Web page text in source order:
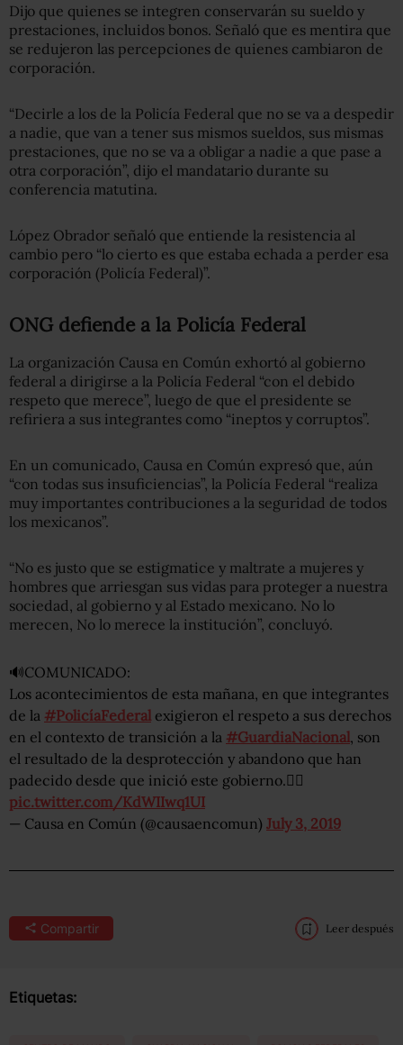
Dijo que quienes se integren conservarán su sueldo y
prestaciones, incluidos bonos. Señaló que es mentira que
se redujeron las percepciones de quienes cambiaron de
corporación.
“Decirle a los de la Policía Federal que no se va a despedir
a nadie, que van a tener sus mismos sueldos, sus mismas
prestaciones, que no se va a obligar a nadie a que pase a
otra corporación”, dijo el mandatario durante su
conferencia matutina.
López Obrador señaló que entiende la resistencia al
cambio pero “lo cierto es que estaba echada a perder esa
corporación (Policía Federal)”.
ONG defiende a la Policía Federal
La organización Causa en Común exhortó al gobierno
federal a dirigirse a la Policía Federal “con el debido
respeto que merece”, luego de que el presidente se
refiriera a sus integrantes como “ineptos y corruptos”.
En un comunicado, Causa en Común expresó que, aún
“con todas sus insuficiencias”, la Policía Federal “realiza
muy importantes contribuciones a la seguridad de todos
los mexicanos”.
“No es justo que se estigmatice y maltrate a mujeres y
hombres que arriesgan sus vidas para proteger a nuestra
sociedad, al gobierno y al Estado mexicano. No lo
merecen, No lo merece la institución”, concluyó.
🔊COMUNICADO:
Los acontecimientos de esta mañana, en que integrantes
de la #PolicíaFederal exigieron el respeto a sus derechos
en el contexto de transición a la #GuardiaNacional , son
el resultado de la desprotección y abandono que han
padecido desde que inició este gobierno.👇🏽
pic.twitter.com/KdWIIwq1UI
— Causa en Común (@causaencomun) July 3, 2019
Compartir Leer después
Etiquetas: